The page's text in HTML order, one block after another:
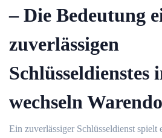
– Die Bedeutung
zuverlässigen
wechseln
Ein zuverlässiger Schlüsseldienst